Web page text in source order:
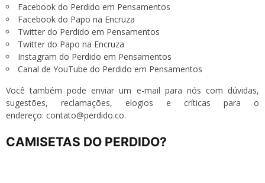
Facebook do Perdido em Pensamentos
Facebook do Papo na Encruza
Twitter do Perdido em Pensamentos
Twitter do Papo na Encruza
Instagram do Perdido em Pensamentos
Canal de YouTube do Perdido em Pensamentos
Você também pode enviar um e-mail para nós com dúvidas,
sugestões, reclamações, elogios e críticas para o
endereço: contato@perdido.co.
CAMISETAS DO PERDIDO?